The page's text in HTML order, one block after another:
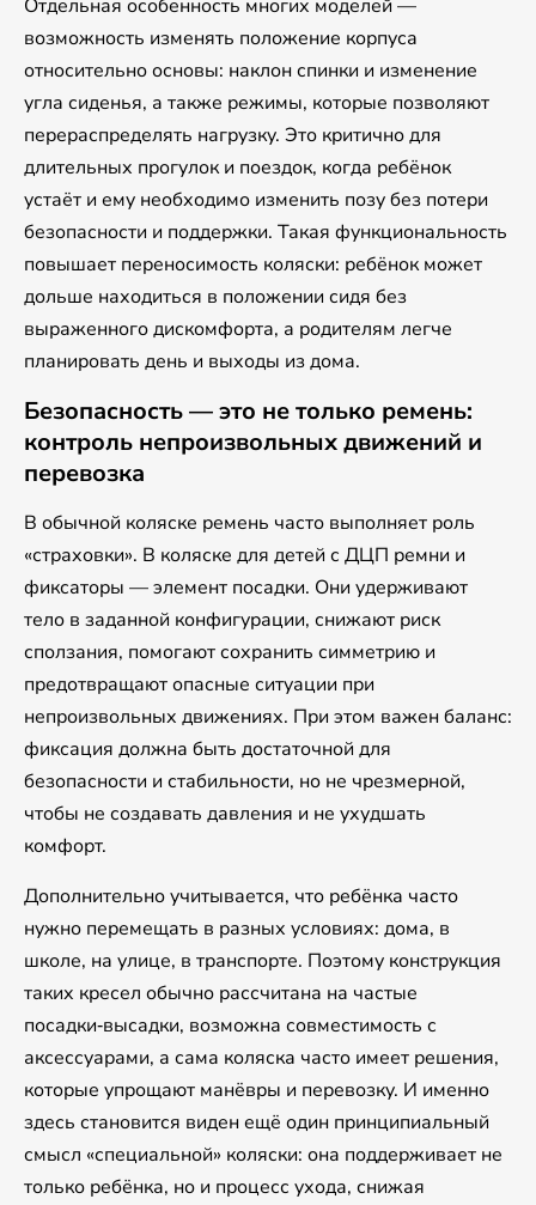
Отдельная особенность многих моделей —
возможность изменять положение корпуса
относительно основы: наклон спинки и изменение
угла сиденья, а также режимы, которые позволяют
перераспределять нагрузку. Это критично для
длительных прогулок и поездок, когда ребёнок
устаёт и ему необходимо изменить позу без потери
безопасности и поддержки. Такая функциональность
повышает переносимость коляски: ребёнок может
дольше находиться в положении сидя без
выраженного дискомфорта, а родителям легче
планировать день и выходы из дома.
Безопасность — это не только ремень:
контроль непроизвольных движений и
перевозка
В обычной коляске ремень часто выполняет роль
«страховки». В коляске для детей с ДЦП ремни и
фиксаторы — элемент посадки. Они удерживают
тело в заданной конфигурации, снижают риск
сползания, помогают сохранить симметрию и
предотвращают опасные ситуации при
непроизвольных движениях. При этом важен баланс:
фиксация должна быть достаточной для
безопасности и стабильности, но не чрезмерной,
чтобы не создавать давления и не ухудшать
комфорт.
Дополнительно учитывается, что ребёнка часто
нужно перемещать в разных условиях: дома, в
школе, на улице, в транспорте. Поэтому конструкция
таких кресел обычно рассчитана на частые
посадки‑высадки, возможна совместимость с
аксессуарами, а сама коляска часто имеет решения,
которые упрощают манёвры и перевозку. И именно
здесь становится виден ещё один принципиальный
смысл «специальной» коляски: она поддерживает не
только ребёнка, но и процесс ухода, снижая